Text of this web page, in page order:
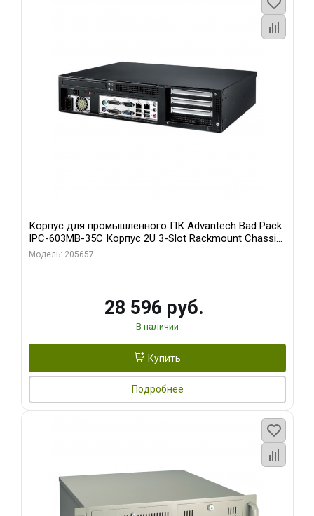
Корпус для промышленного ПК Advantech Bad Pack
IPC-603MB-35C Корпус 2U 3-Slot Rackmount Chassis
for ATX/MicroATX Motherboard with Front I Advantech
Модель: 205657
28 596 руб.
В наличии
Купить
Подробнее